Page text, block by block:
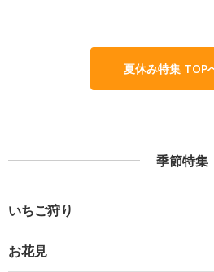
夏休み特集 TOP
季節特集
いちご狩り
お花見